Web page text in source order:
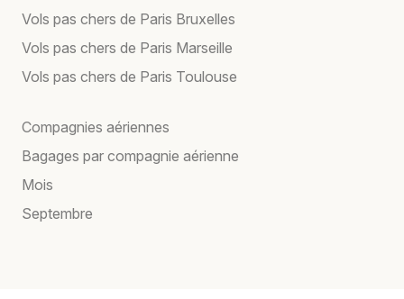
Vols pas chers de Paris Bruxelles
Vols pas chers de Paris Marseille
Vols pas chers de Paris Toulouse
Compagnies aériennes
Bagages par compagnie aérienne
Mois
Septembre